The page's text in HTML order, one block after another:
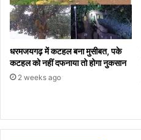
धरमजयगढ़ में कटहल बना मुसीबत, पके
कटहल को नहीं दफनाया तो होगा नुकसान
2 weeks ago